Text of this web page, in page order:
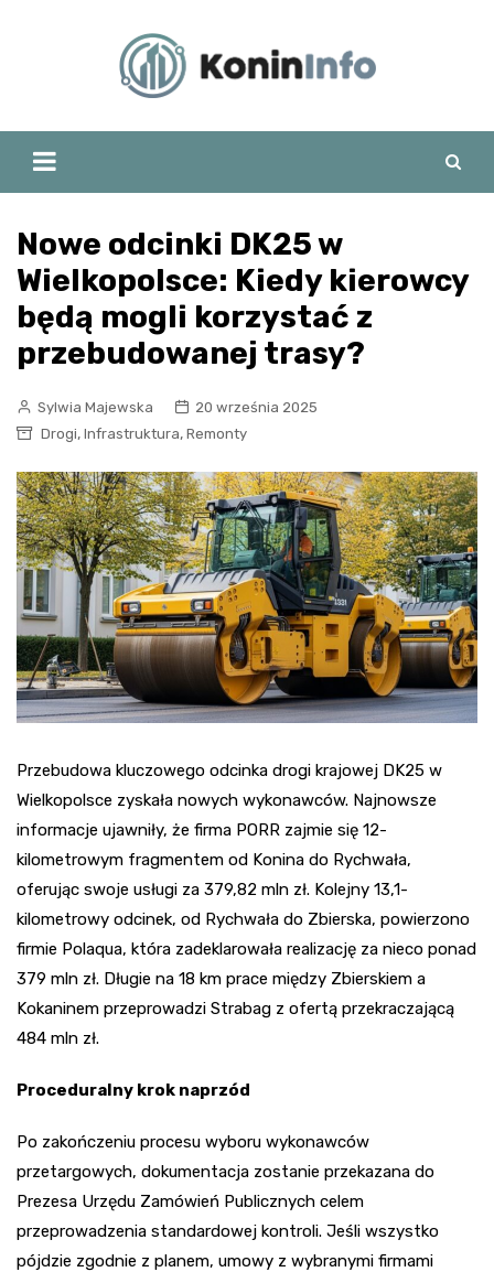
Nowe odcinki DK25 w
Wielkopolsce: Kiedy kierowcy
będą mogli korzystać z
przebudowanej trasy?
Sylwia Majewska
20 września 2025
Drogi, Infrastruktura, Remonty
Przebudowa kluczowego odcinka drogi krajowej DK25 w
Wielkopolsce zyskała nowych wykonawców. Najnowsze
informacje ujawniły, że firma PORR zajmie się 12-
kilometrowym fragmentem od Konina do Rychwała,
oferując swoje usługi za 379,82 mln zł. Kolejny 13,1-
kilometrowy odcinek, od Rychwała do Zbierska, powierzono
firmie Polaqua, która zadeklarowała realizację za nieco ponad
379 mln zł. Długie na 18 km prace między Zbierskiem a
Kokaninem przeprowadzi Strabag z ofertą przekraczającą
484 mln zł.
Proceduralny krok naprzód
Po zakończeniu procesu wyboru wykonawców
przetargowych, dokumentacja zostanie przekazana do
Prezesa Urzędu Zamówień Publicznych celem
przeprowadzenia standardowej kontroli. Jeśli wszystko
pójdzie zgodnie z planem, umowy z wybranymi firmami